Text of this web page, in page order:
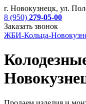
г. Новокузнецк, ул.
8 (950) 279-05-00
Заказать звонок
ЖБИ-Кольца-